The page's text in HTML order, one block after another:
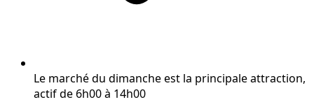
Le marché du dimanche est la principale attraction,
actif de 6h00 à 14h00